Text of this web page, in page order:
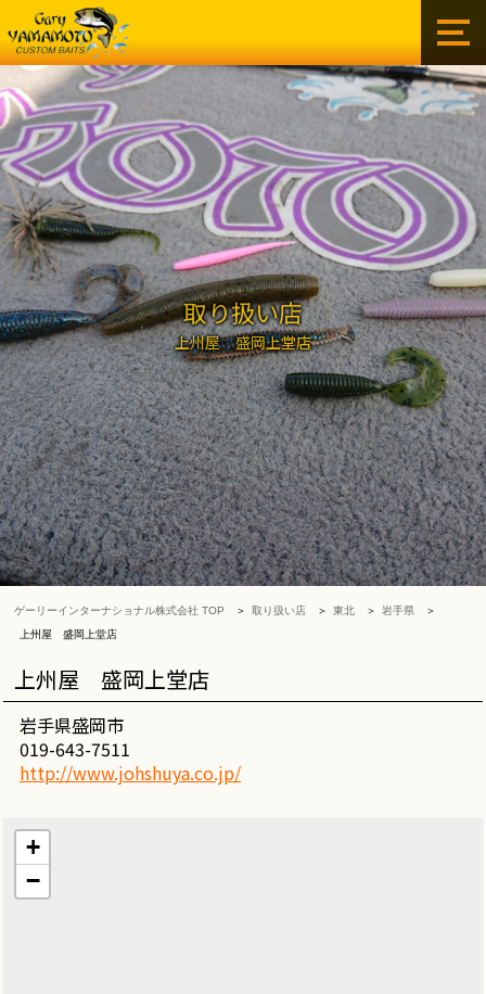
ゲ
ー
リ
ー
イ
ン
タ
ー
ナ
シ
ョ
ナ
ル
株
式
会
社
取り扱い店
上州屋 盛岡上堂店
ゲーリーインターナショナル株式会社 TOP 取り扱い店 東北
岩手県
上州屋 盛岡上堂店
上州屋 盛岡上堂店
岩手県盛岡市
019-643-7511
http://www.johshuya.co.jp/
+
−